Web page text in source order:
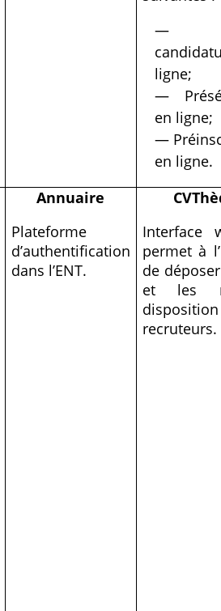
—
ligne;
—
en ligne;
—
en ligne.
Annuaire
Plateforme
d’authentification
dans l’ENT.
Interface
permet à
de
et les
recruteurs.